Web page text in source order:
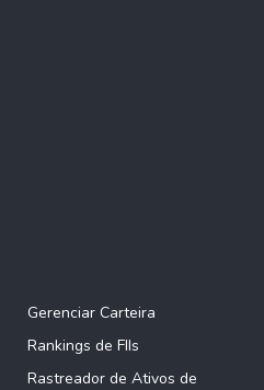
Gerenciar Carteira
Rankings de FIIs
Rastreador de Ativos de